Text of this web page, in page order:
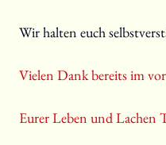
Wir halten euch
Vielen Dank bereits im
Eurer Leben und Lachen